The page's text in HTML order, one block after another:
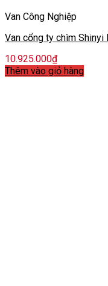
Van Công Nghiệp
Van cổng ty chìm
10.925.000₫
Thêm vào giỏ hàng